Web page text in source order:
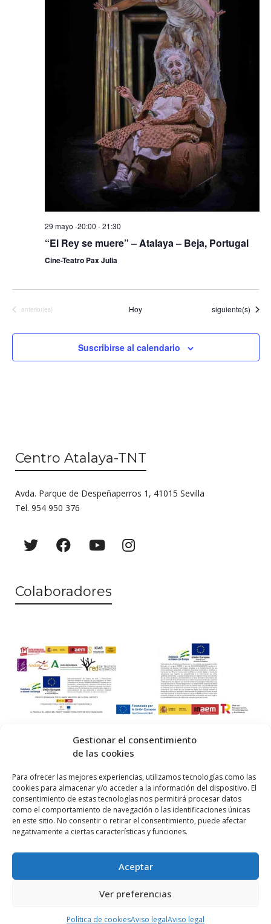
Gestionar el consentimiento
de las cookies
Para ofrecer las mejores experiencias, utilizamos tecnologías como las
cookies para almacenar y/o acceder a la información del dispositivo. El
consentimiento de estas tecnologías nos permitirá procesar datos
como el comportamiento de navegación o las identificaciones únicas
en este sitio. No consentir o retirar el consentimiento, puede afectar
negativamente a ciertas características y funciones.
Aceptar
Ver preferencias
Política de cookiesAviso legalAviso legal
29 mayo -20:00 -21:30
“El Rey se muere” – Atalaya – Beja, Portugal
Cine-Teatro Pax Julia
Eventos
anterior(es) Hoy Eventos
siguiente(s)
Suscribirse al calendario
Centro Atalaya-TNT
Avda. Parque de Despeñaperros 1, 41015 Sevilla
Tel. 954 950 376
Colaboradores
by QM.
Inicio
Contacta
Política de Privacidad